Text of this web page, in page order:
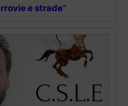
e strade”